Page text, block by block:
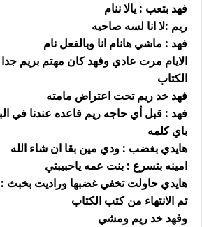
فهد بتعب : يالا ننام
ريم :لا انا لسه صاحيه
فهد : ماشي هانام انا وبالفعل نام
الايام مرت عادي وفهد كان مهتم بريم
الكتاب
فهد خد ريم تحت اعتراض مامته
فهد : قبل أي حاجه ريم قاعده عندنا في
باي كلمه
هايدي بغضب : ودي مين بقا ان شاء الله
امينه بتسرع : بنت عمه ياحبيبتي
هايدي حاولت تخفي غضبها وراديت
تم الانتهاء من كتب الكتاب
وفهد خد ريم ومشي